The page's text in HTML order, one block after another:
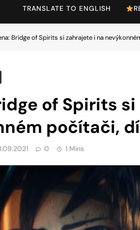
TRANSLATE TO ENGLISH
Bridge of Spirits si zahrajete i na
of Spirits
počítači,
0 1 Mins